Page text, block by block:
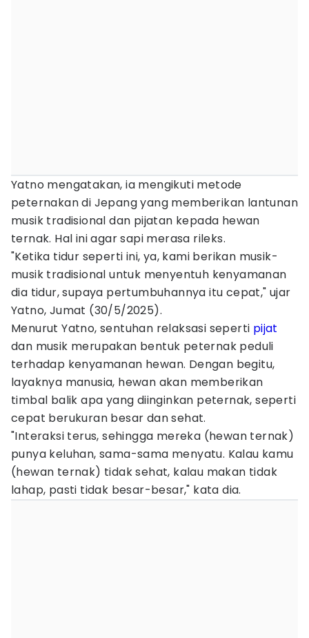
Yatno mengatakan, ia mengikuti metode
peternakan di Jepang yang memberikan lantunan
musik tradisional dan pijatan kepada hewan
ternak. Hal ini agar sapi merasa rileks.
"Ketika tidur seperti ini, ya, kami berikan musik-
musik tradisional untuk menyentuh kenyamanan
dia tidur, supaya pertumbuhannya itu cepat," ujar
Yatno, Jumat (30/5/2025).
Menurut Yatno, sentuhan relaksasi seperti pijat
dan musik merupakan bentuk peternak peduli
terhadap kenyamanan hewan. Dengan begitu,
layaknya manusia, hewan akan memberikan
timbal balik apa yang diinginkan peternak, seperti
cepat berukuran besar dan sehat.
"Interaksi terus, sehingga mereka (hewan ternak)
punya keluhan, sama-sama menyatu. Kalau kamu
(hewan ternak) tidak sehat, kalau makan tidak
lahap, pasti tidak besar-besar," kata dia.